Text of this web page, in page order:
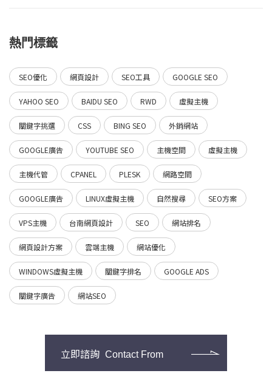
熱門標籤
SEO優化 網頁設計 SEO工具 GOOGLE SEO
YAHOO SEO BAIDU SEO RWD 虛擬主機
關鍵字挑選 CSS BING SEO 外銷網站
GOOGLE廣告 YOUTUBE SEO 主機空間 虛擬主機
主機代管 CPANEL PLESK 網路空間
GOOGLE廣告 LINUX虛擬主機 自然搜尋 SEO方案
VPS主機 台南網頁設計 SEO 網站排名
網頁設計方案 雲端主機 網站優化
WINDOWS虛擬主機 關鍵字排名 GOOGLE ADS
關鍵字廣告 網站SEO
立即諮詢 Contact From